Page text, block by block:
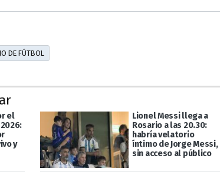
DE FÚTBOL
el
y
Lionel Messi llega a
Rosario a las 20.30:
habría velatorio
íntimo de Jorge Messi,
sin acceso al público